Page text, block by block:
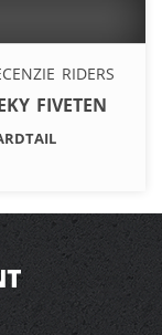
RIDERS
FIVETEN